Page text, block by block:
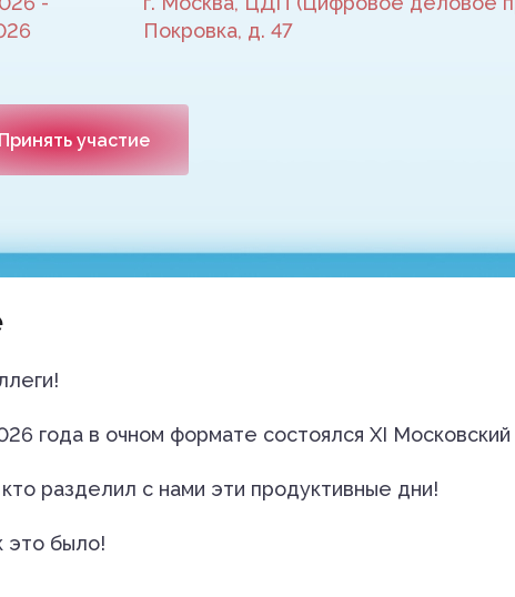
Покровка, д. 47
Принять участие
года в очном формате состоялся XI
разделил с нами эти продуктивные дни!
это было!